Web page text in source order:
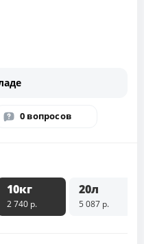
0 вопросов
10кг
2 740 р.
20л
5 087 р.